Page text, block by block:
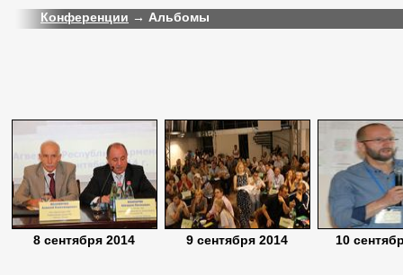
Конференции → Альбомы
8 сентября 2014 9 сентября 2014 10